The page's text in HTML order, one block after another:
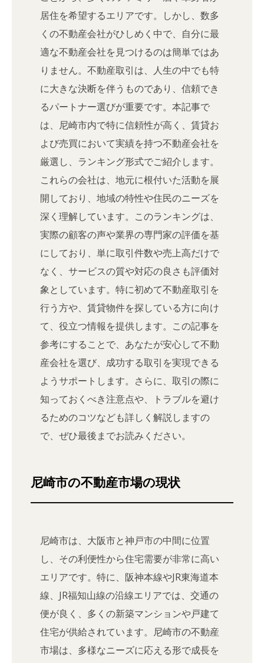
居住を希望するエリアです。しかし、数多
くの不動産会社がひしめく中で、自分に最
適な不動産会社を見つけるのは簡単ではあ
りません。不動産取引は、人生の中でも特
に大きな決断を伴うものであり、信頼でき
るパートナー選びが重要です。本記事で
は、尼崎市内で特に信頼性が高く、賃貸お
よび売買において実績を持つ不動産会社を
厳選し、ランキング形式でご紹介します。
これらの会社は、地元に根付いた活動を展
開しており、地域の特性や住民のニーズを
深く理解しています。このランキングは、
実際の顧客の声や業界の専門家の評価を基
にしており、単に取引件数や売上高だけで
なく、サービスの質や対応の良さも評価対
象としています。特に初めて不動産取引を
行う方や、賃貸物件を探している方に向け
て、役立つ情報を提供します。この記事を
参考にすることで、あなたが安心して不動
産会社を選び、成功する取引を実現できる
ようサポートします。さらに、取引の際に
知っておくべき注意点や、トラブルを避け
るためのコツなども詳しく解説しますの
で、ぜひ最後までお読みください。
尼崎市の不動産市場の現状
尼崎市は、大阪市と神戸市の中間に位置
し、その利便性から住宅需要が非常に高い
エリアです。特に、阪神本線やJR東海道本
線、JR福知山線の沿線エリアでは、交通の
便が良く、多くの新築マンションや戸建て
住宅が供給されています。尼崎市の不動産
市場は、多様なニーズに応える形で成長を